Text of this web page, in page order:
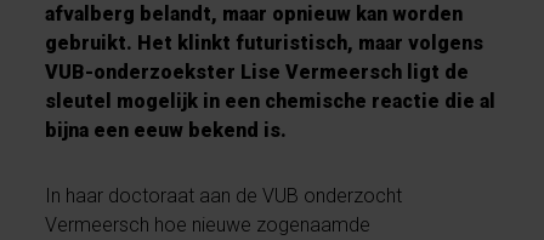
afvalberg belandt, maar opnieuw kan worden
gebruikt. Het klinkt futuristisch, maar volgens
VUB-onderzoekster Lise Vermeersch ligt de
sleutel mogelijk in een chemische reactie die al
bijna een eeuw bekend is.
In haar doctoraat aan de VUB onderzocht
Vermeersch hoe nieuwe zogenaamde